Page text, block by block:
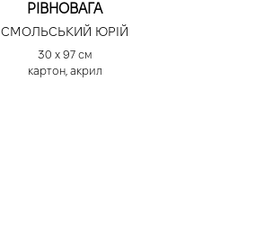
РІВНОВАГА
СМОЛЬСЬКИЙ ЮРІЙ
30 х 97 см
картон, акрил